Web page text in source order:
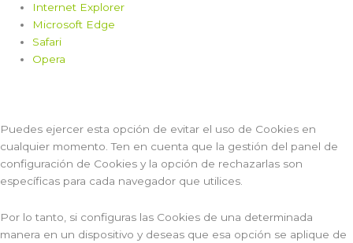
Internet Explorer
Microsoft Edge
Safari
Opera
Puedes ejercer esta opción de evitar el uso de Cookies en
cualquier momento. Ten en cuenta que la gestión del panel de
configuración de Cookies y la opción de rechazarlas son
específicas para cada navegador que utilices.
Por lo tanto, si configuras las Cookies de una determinada
manera en un dispositivo y deseas que esa opción se aplique de